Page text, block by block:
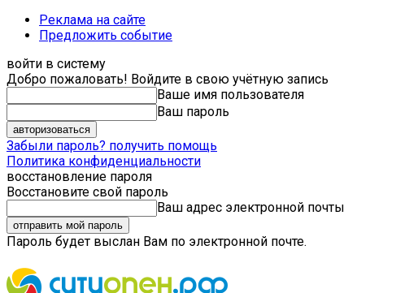
Реклама на сайте
Предложить событие
войти в систему
Добро пожаловать! Войдите в свою учётную запись
Ваше имя пользователя
Ваш пароль
Забыли пароль? получить помощь
Политика конфиденциальности
восстановление пароля
Восстановите свой пароль
Ваш адрес электронной почты
Пароль будет выслан Вам по электронной почте.